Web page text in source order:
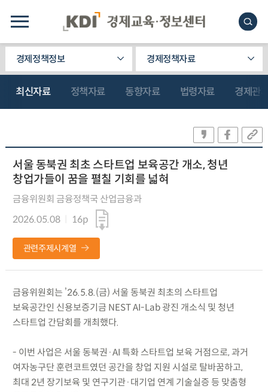
경제정책정보 경제정책자료
최신자료 정책자료 동향자료 법령자료 경제관
서울 동북권 최초 스타트업 보육공간 개소, 청년
창업가들이 꿈을 펼칠 기회를 넓혀
금융위원회 금융정책국 산업금융과
2026.05.08
16p
관련주제시계열
금융위원회는 ’26.5.8.(금) 서울 동북권 최초의 스타트업
보육공간인 신용보증기금 NEST AI-Lab 광진 개소식 및 청년
스타트업 간담회를 개최했다.
- 이번 사업은 서울 동북권·AI 특화 스타트업 보육 거점으로, 과거
여자농구단 훈련코트였던 공간을 창업 지원 시설로 탈바꿈하고,
최대 2년 장기보육 및 연구기관·대기업 연계 기술실증 등 맞춤형